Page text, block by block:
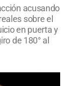
acusando
sobre el
en puerta y
de 180° al